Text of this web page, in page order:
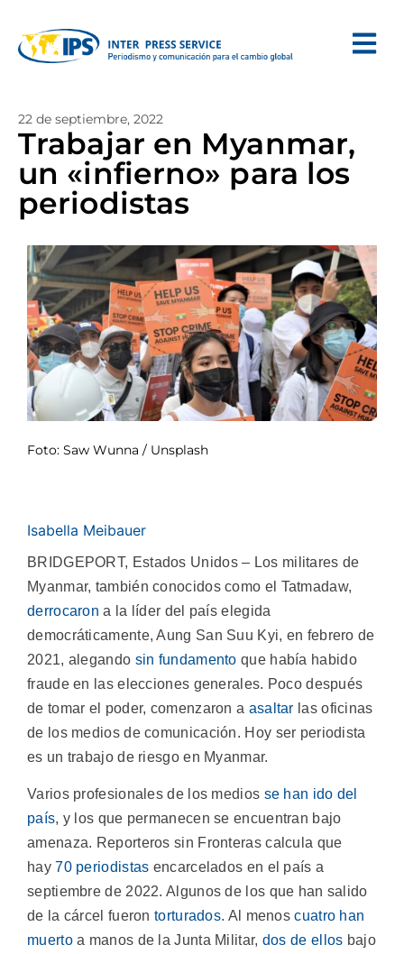
22 de septiembre, 2022
Trabajar en Myanmar,
un «infierno» para los
periodistas
Foto: Saw Wunna / Unsplash
Isabella Meibauer
BRIDGEPORT, Estados Unidos – Los militares de
Myanmar, también conocidos como el Tatmadaw,
derrocaron a la líder del país elegida
democráticamente, Aung San Suu Kyi, en febrero de
2021, alegando sin fundamento que había habido
fraude en las elecciones generales. Poco después
de tomar el poder, comenzaron a asaltar las oficinas
de los medios de comunicación. Hoy ser periodista
es un trabajo de riesgo en Myanmar.
Varios profesionales de los medios se han ido del
país, y los que permanecen se encuentran bajo
amenaza. Reporteros sin Fronteras calcula que
hay70 periodistas encarcelados en el país a
septiembre de 2022. Algunos de los que han salido
de la cárcel fuerontorturados. Al menoscuatro han
muertoa manos de la Junta Militar, dos de ellos bajo